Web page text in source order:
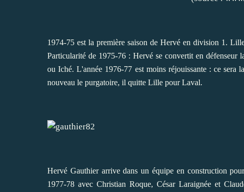
1974-75 est la première saison de Hervé en division 1.
Particularité de 1975-76 : Hervé se convertit en défenseur
ou Iché. L'année 1976-77 est moins réjouissante : ce
nouveau le purgatoire, il quitte Lille pour Laval.
Hervé Gauthier arrive dans un équipe en construction
1977-78 avec Christian Roque, César Laraignée et